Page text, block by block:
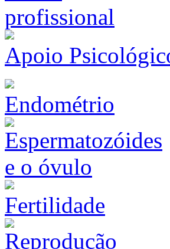
Apoio
Endométrio
Fertilidade